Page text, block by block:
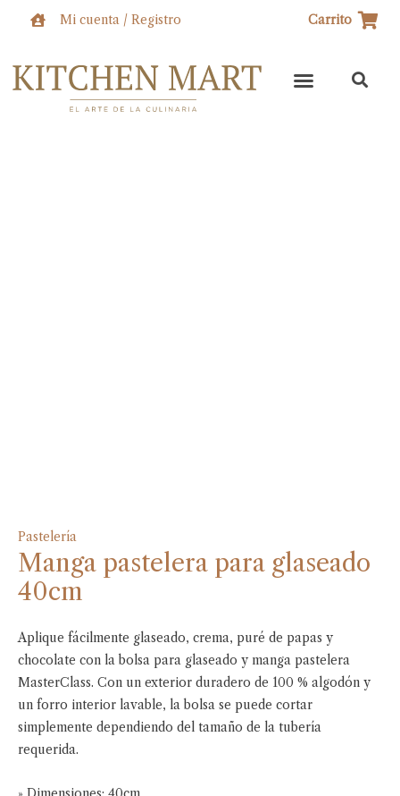
Mi cuenta / Registro Carrito
Pastelería
Manga pastelera para glaseado
40cm
Aplique fácilmente glaseado, crema, puré de papas y
chocolate con la bolsa para glaseado y manga pastelera
MasterClass. Con un exterior duradero de 100 % algodón y
un forro interior lavable, la bolsa se puede cortar
simplemente dependiendo del tamaño de la tubería
requerida.